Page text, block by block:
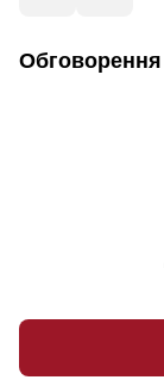
Обговорення